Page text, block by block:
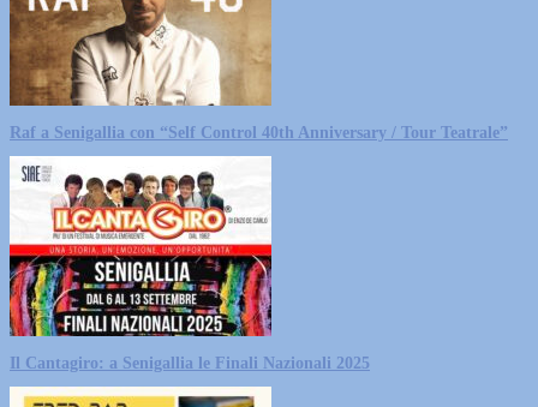
Raf a Senigallia con “Self Control 40th Anniversary / Tour Teatrale”
Il Cantagiro: a Senigallia le Finali Nazionali 2025